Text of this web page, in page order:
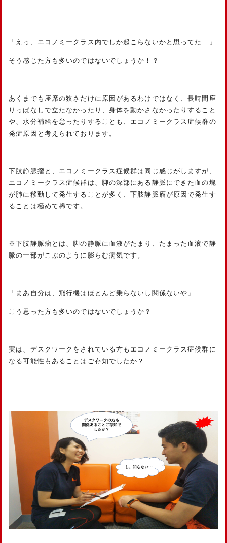
「えっ、エコノミークラス内でしか起こらないかと思ってた…」
そう感じた方も多いのではないでしょうか！？
あくまでも座席の狭さだけに原因があるわけではなく、長時間座
りっぱなしで立たなかったり、身体を動かさなかったりすること
や、水分補給を怠ったりすることも、エコノミークラス症候群の
発症原因と考えられております。
下肢静脈瘤と、エコノミークラス症候群は同じ感じがしますが、
エコノミークラス症候群は、脚の深部にある静脈にできた血の塊
が肺に移動して発生することが多く、下肢静脈瘤が原因で発生す
ることは極めて稀です。
※下肢静脈瘤とは、脚の静脈に血液がたまり、たまった血液で静
脈の一部がこぶのように膨らむ病気です。
「まあ自分は、飛行機はほとんど乗らないし関係ないや」
こう思った方も多いのではないでしょうか？
実は、デスクワークをされている方もエコノミークラス症候群に
なる可能性もあることはご存知でしたか？